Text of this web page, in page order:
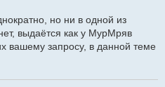
но ни в одной из
выдаётся как у МурМряв
вашему запросу, в данной теме